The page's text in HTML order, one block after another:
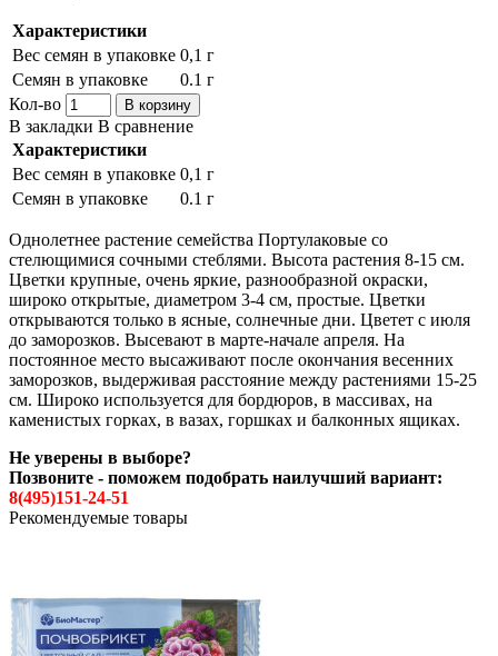
Характеристики
Вес семян в упаковке 0,1 г
Семян в упаковке
0.1 г
Кол-во
В корзину
В закладки В сравнение
Характеристики
Вес семян в упаковке 0,1 г
Семян в упаковке
0.1 г
Однолетнее растение семейства Портулаковые со
стелющимися сочными стеблями. Высота растения 8-15 см.
Цветки крупные, очень яркие, разнообразной окраски,
широко открытые, диаметром 3-4 см, простые. Цветки
открываются только в ясные, солнечные дни. Цветет с июля
до заморозков. Высевают в марте-начале апреля. На
постоянное место высаживают после окончания весенних
заморозков, выдерживая расстояние между растениями 15-25
см. Широко используется для бордюров, в массивах, на
каменистых горках, в вазах, горшках и балконных ящиках.
Не уверены в выборе?
Позвоните - поможем подобрать наилучший вариант:
8(495)151-24-51
Рекомендуемые товары